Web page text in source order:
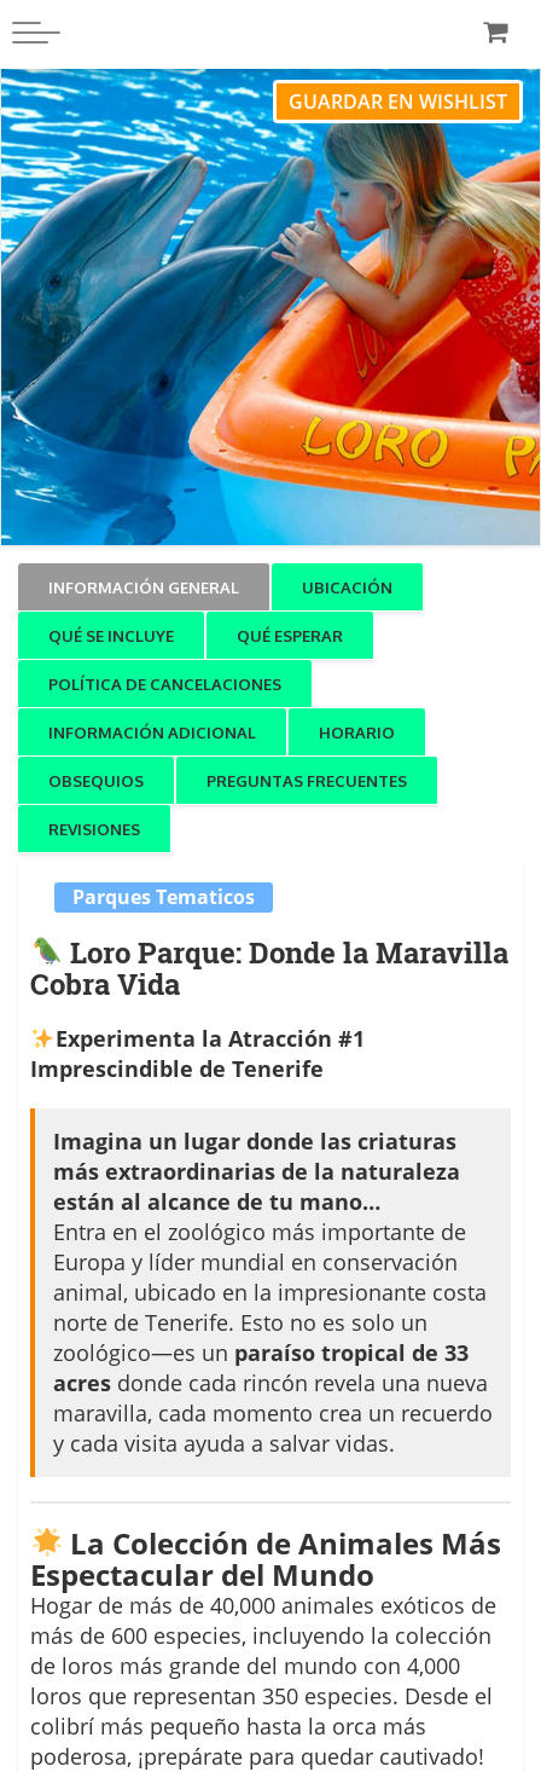
GUARDAR EN WISHLIST
INFORMACIÓN GENERAL UBICACIÓN
QUÉ SE INCLUYE QUÉ ESPERAR
POLÍTICA DE CANCELACIONES
INFORMACIÓN ADICIONAL HORARIO
OBSEQUIOS PREGUNTAS FRECUENTES
REVISIONES
Parques Tematicos
Loro Parque: Donde la Maravilla
Cobra Vida
Experimenta la Atracción #1
Imprescindible de Tenerife
Imagina un lugar donde las criaturas
más extraordinarias de la naturaleza
están al alcance de tu mano…
Entra en el zoológico más importante de
Europa y líder mundial en conservación
animal, ubicado en la impresionante costa
norte de Tenerife. Esto no es solo un
zoológico—es un paraíso tropical de 33
acres donde cada rincón revela una nueva
maravilla, cada momento crea un recuerdo
y cada visita ayuda a salvar vidas.
La Colección de Animales Más
Espectacular del Mundo
Hogar de más de 40,000 animales exóticos de
más de 600 especies, incluyendo la colección
de loros más grande del mundo con 4,000
loros que representan 350 especies. Desde el
colibrí más pequeño hasta la orca más
poderosa, ¡prepárate para quedar cautivado!